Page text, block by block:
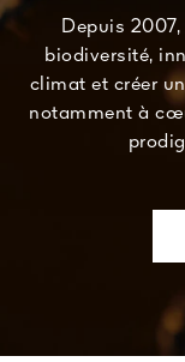
Depuis 2007,
biodiversité,
climat et créer
notamment à